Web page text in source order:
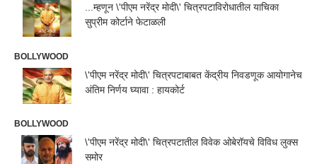
...म्हणून \'पीएम नरेंद्र मोदी\' चित्रपटाविरोधातील याचिका
सुप्रीम कोर्टाने फेटाळली
BOLLYWOOD
\'पीएम नरेंद्र मोदी\' चित्रपटाबाबत केंद्रीय निवडणूक आयोगानेच
अंतिम निर्णय घ्यावा : हायकोर्ट
BOLLYWOOD
\'पीएम नरेंद्र मोदी\' चित्रपटातील विवेक ओबेरॉयचे विविध लुक्स
समोर